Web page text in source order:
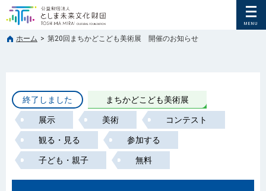
ホーム > 第20回まちかどこども美術展 開催のお知らせ
終了しました まちかどこども美術展
展示 美術 コンテスト
観る・見る 参加する
子ども・親子 無料